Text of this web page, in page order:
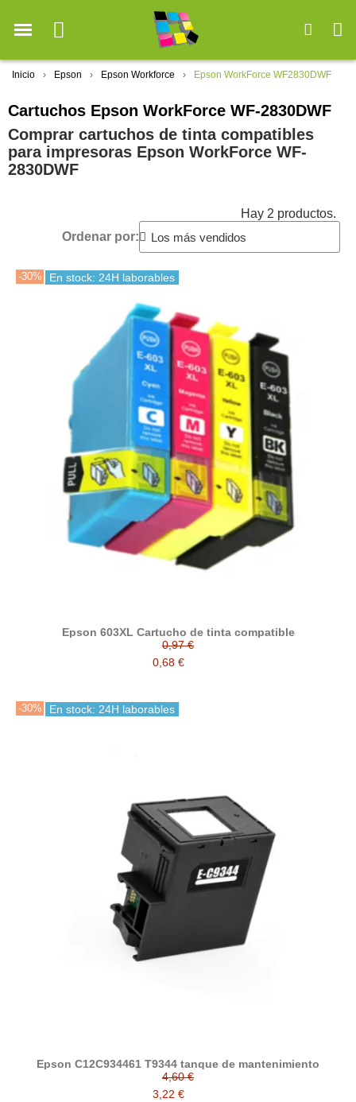
Inicio Epson Epson Workforce Epson WorkForce WF2830DWF
Cartuchos Epson WorkForce WF-2830DWF
Comprar cartuchos de tinta compatibles
para impresoras Epson WorkForce WF-
2830DWF
Hay 2 productos.
Ordenar por:
-30% En stock: 24H laborables
Epson 603XL Cartucho de tinta compatible
0,97 €
0,68 €
-30% En stock: 24H laborables
Epson C12C934461 T9344 tanque de mantenimiento
4,60 €
3,22 €